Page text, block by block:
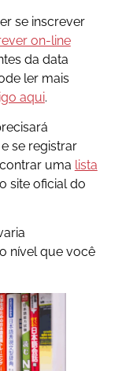
se inscrever
on-line
da data
ler mais
aqui.
se registrar
uma lista
site oficial do
nível que você